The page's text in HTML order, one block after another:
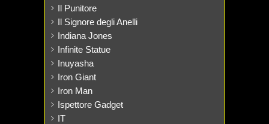
Il Punitore
Il Signore degli Anelli
Indiana Jones
Infinite Statue
Inuyasha
Iron Giant
Iron Man
Ispettore Gadget
IT